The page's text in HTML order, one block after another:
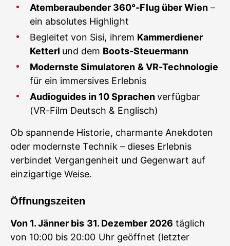
Atemberaubender 360°-Flug über Wien–
ein absolutes Highlight
Begleitet von Sisi, ihrem Kammerdiener
Ketterl und dem Boots-Steuermann
Modernste Simulatoren & VR-Technologie
für ein immersives Erlebnis
Audioguides in 10 Sprachenverfügbar
(VR-Film Deutsch & Englisch)
Ob spannende Historie, charmante Anekdoten
oder modernste Technik – dieses Erlebnis
verbindet Vergangenheit und Gegenwart auf
einzigartige Weise.
Öffnungszeiten
Von 1. Jänner bis 31. Dezember 2026 täglich
von 10:00 bis 20:00 Uhr geöffnet (letzter